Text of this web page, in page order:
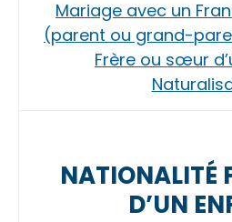
Mariage avec un
(parent ou grand-
Frère ou sœur
NATIONALITÉ
D’UN